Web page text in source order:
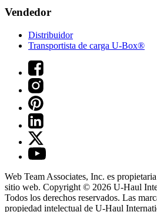
Vendedor
Distribuidor
Transportista de carga U-Box®
Web Team Associates, Inc. es
sitio web. Copyright © 2026 U-Haul
Todos los derechos reservados. Las
propiedad intelectual de U-Haul